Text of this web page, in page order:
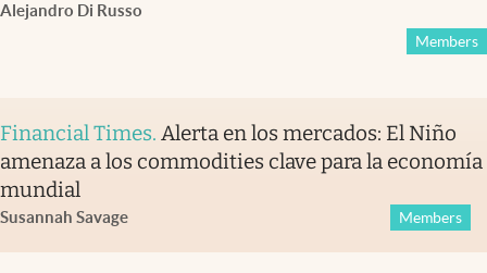
Alejandro Di Russo
Members
Financial Times. Alerta en los mercados: El Niño
amenaza a los commodities clave para la economía
mundial
Susannah Savage Members